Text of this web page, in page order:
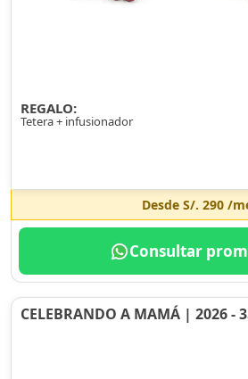
REGALO:
Tetera + infusionador
Desde S/. 290/
Consultar
CELEBRANDO A MAMÁ | 2026 -